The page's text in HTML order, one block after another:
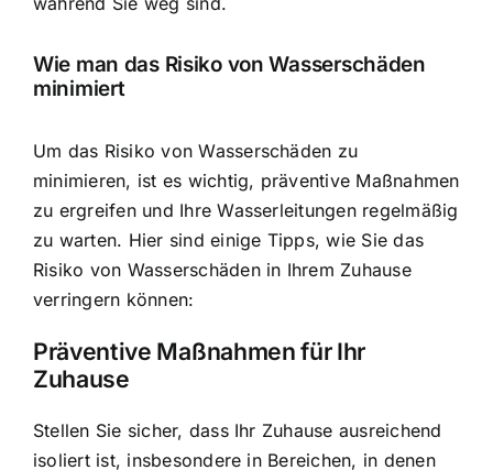
Wie man das Risiko von Wasserschäden
minimiert
Um das Risiko von Wasserschäden zu
minimieren, ist es wichtig, präventive Maßnahmen
zu ergreifen und Ihre Wasserleitungen regelmäßig
zu warten. Hier sind einige Tipps, wie Sie das
Risiko von Wasserschäden in Ihrem Zuhause
verringern können:
Präventive Maßnahmen für Ihr
Zuhause
Stellen Sie sicher, dass Ihr Zuhause ausreichend
isoliert ist, insbesondere in Bereichen, in denen